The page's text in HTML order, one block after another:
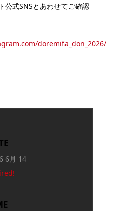
公式SNSとあわせてご確認
doremifa_don_2026/
6月 14